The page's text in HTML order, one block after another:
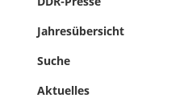
Jahresübersicht
Suche
Aktuelles